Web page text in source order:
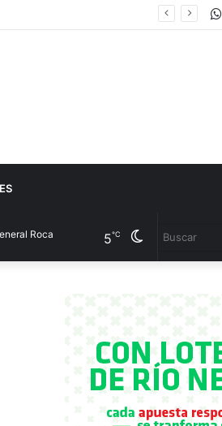
y el CET 17
Cambiar
Roca 5℃